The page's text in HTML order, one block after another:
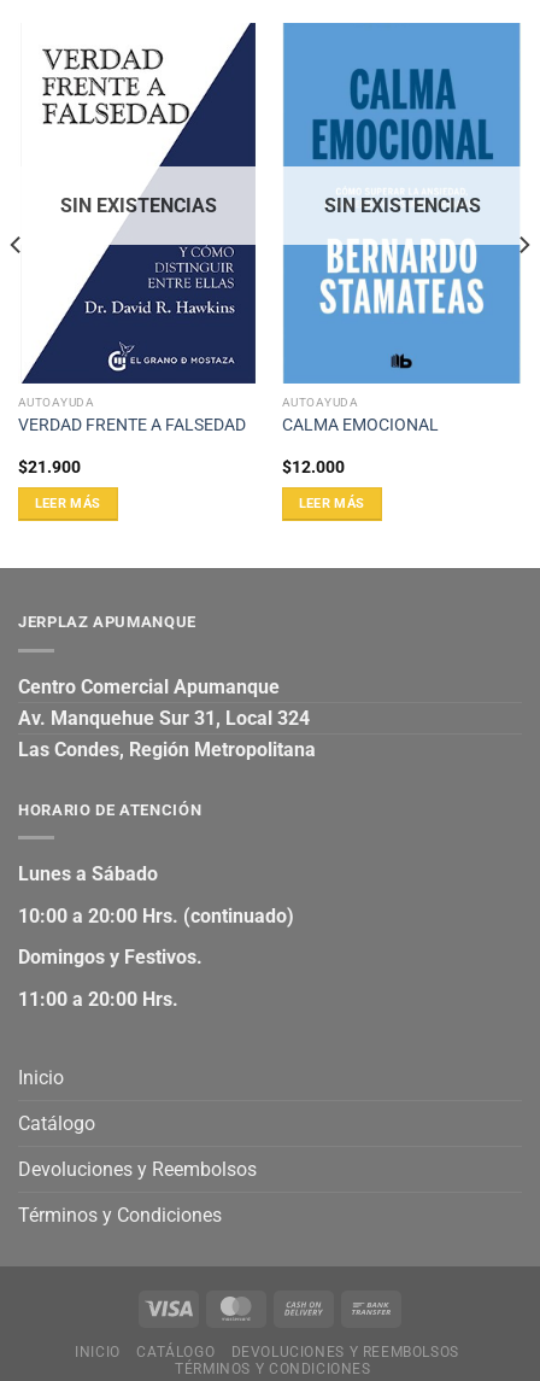
SIN EXISTENCIAS
AUTOAYUDA
VERDAD FRENTE A FALSEDAD
$21.900
LEER MÁS
SIN EXISTENCIAS
AUTOAYUDA
CALMA EMOCIONAL
$12.000
LEER MÁS
JERPLAZ APUMANQUE
Centro Comercial Apumanque
Av. Manquehue Sur 31, Local 324
Las Condes, Región Metropolitana
HORARIO DE ATENCIÓN
Lunes a Sábado
10:00 a 20:00 Hrs. (continuado)
Domingos y Festivos.
11:00 a 20:00 Hrs.
Inicio
Catálogo
Devoluciones y Reembolsos
Términos y Condiciones
INICIO CATÁLOGO
DEVOLUCIONES Y REEMBOLSOS
TÉRMINOS Y CONDICIONES